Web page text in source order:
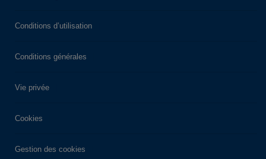
Conditions d’utilisation
Conditions générales
Vie privée
Cookies
Gestion des cookies